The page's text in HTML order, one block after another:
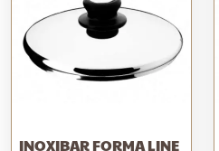
INOXIBAR FORMA LINE